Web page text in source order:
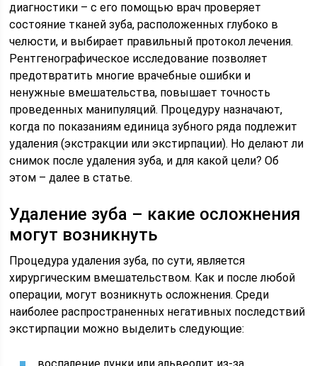
диагностики – с его помощью врач проверяет
состояние тканей зуба, расположенных глубоко в
челюсти, и выбирает правильный протокол лечения.
Рентгенографическое исследование позволяет
предотвратить многие врачебные ошибки и
ненужные вмешательства, повышает точность
проведенных манипуляций. Процедуру назначают,
когда по показаниям единица зубного ряда подлежит
удаления (экстракции или экстирпации). Но делают ли
снимок после удаления зуба, и для какой цели? Об
этом – далее в статье.
Удаление зуба – какие осложнения
могут возникнуть
Процедура удаления зуба, по сути, является
хирургическим вмешательством. Как и после любой
операции, могут возникнуть осложнения. Среди
наиболее распространенных негативных последствий
экстирпации можно выделить следующие: